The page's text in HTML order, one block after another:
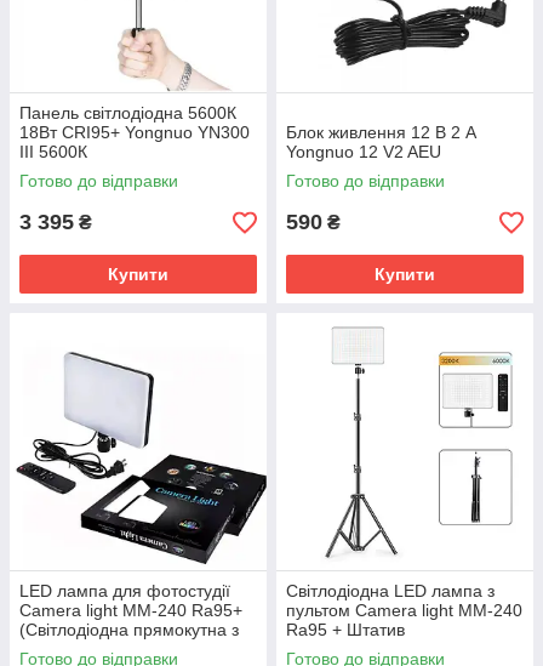
Панель світлодіодна 5600К
18Вт CRI95+ Yongnuo YN300
III 5600К
Готово до відправки
3 395 ₴
Купити
Блок живлення 12 В 2 А
Yongnuo 12 V2 AEU
Готово до відправки
590 ₴
Купити
LED лампа для фотостудії
Camera light MM-240 Ra95+
(Світлодіодна прямокутна з
пультом)
Готово до відправки
Світлодіодна LED лампа з
пультом Camera light MM-240
Ra95 + Штатив
Готово до відправки